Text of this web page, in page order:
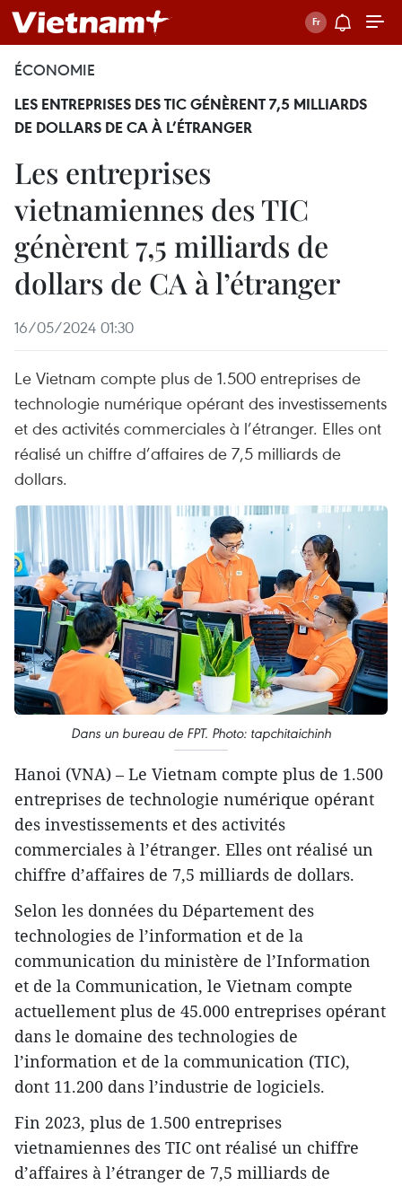
ÉCONOMIE
LES ENTREPRISES DES TIC GÉNÈRENT 7,5 MILLIARDS
DE DOLLARS DE CA À L’ÉTRANGER
Les entreprises
vietnamiennes des TIC
génèrent 7,5 milliards de
dollars de CA à l’étranger
16/05/2024 01:30
Le Vietnam compte plus de 1.500 entreprises de
technologie numérique opérant des investissements
et des activités commerciales à l’étranger. Elles ont
réalisé un chiffre d’affaires de 7,5 milliards de
dollars.
Dans un bureau de FPT. Photo: tapchitaichinh
Hanoi (VNA) – Le Vietnam compte plus de 1.500
entreprises de technologie numérique opérant
des investissements et des activités
commerciales à l’étranger. Elles ont réalisé un
chiffre d’affaires de 7,5 milliards de dollars.
Selon les données du Département des
technologies de l’information et de la
communication du ministère de l’Information
et de la Communication, le Vietnam compte
actuellement plus de 45.000 entreprises opérant
dans le domaine des technologies de
l’information et de la communication (TIC),
dont 11.200 dans l’industrie de logiciels.
Fin 2023, plus de 1.500 entreprises
vietnamiennes des TIC ont réalisé un chiffre
d’affaires à l’étranger de 7,5 milliards de